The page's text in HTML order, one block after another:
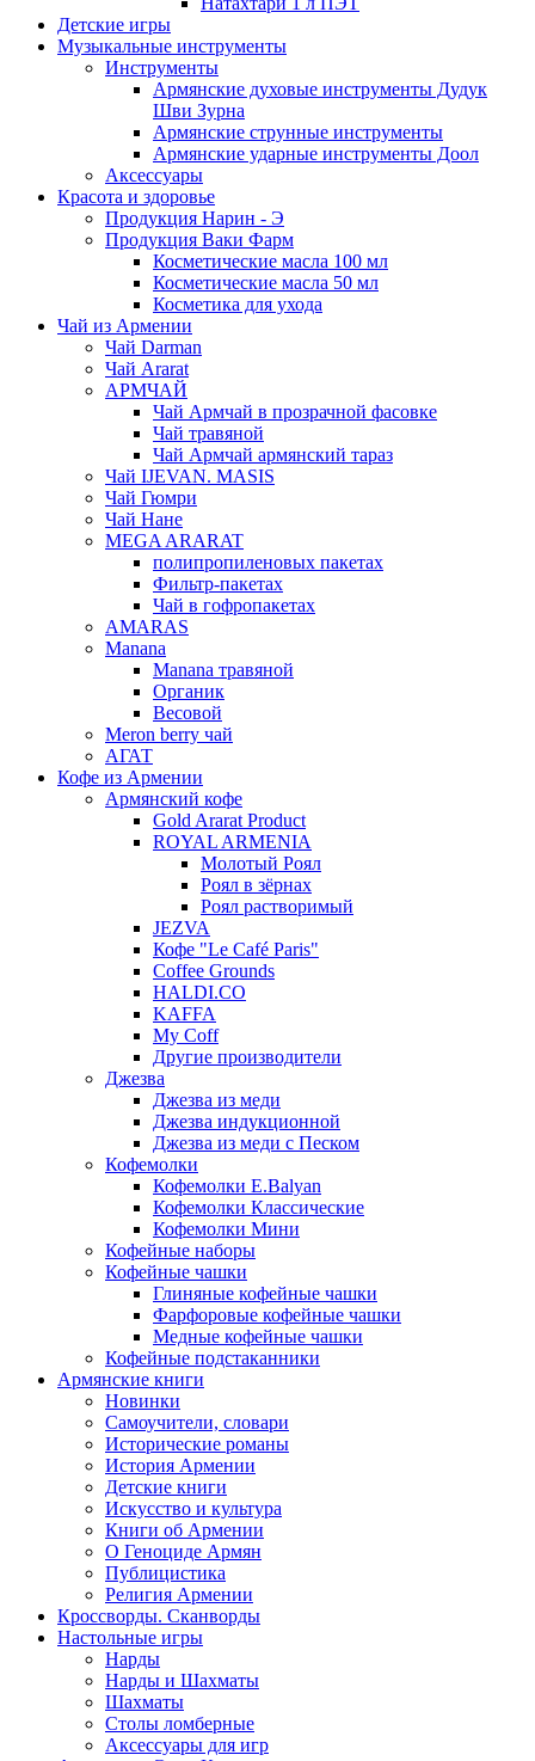
Детские игры
Музыкальные инструменты
Инструменты
Армянские духовые инструменты Дудук
Шви Зурна
Армянские струнные инструменты
Армянские ударные инструменты Доол
Аксессуары
Красота и здоровье
Продукция Нарин - Э
Продукция Ваки Фарм
Косметические масла 100 мл
Косметические масла 50 мл
Косметика для ухода
Чай из Армении
Чай Darman
Чай Ararat
АРМЧАЙ
Чай Армчай в прозрачной фасовке
Чай травяной
Чай Армчай армянский тараз
Чай IJEVAN. MASIS
Чай Гюмри
Чай Нане
MEGA ARARAT
полипропиленовых пакетах
Фильтр-пакетах
Чай в гофропакетах
AMARAS
Manana
Manana травяной
Органик
Весовой
Meron berry чай
АГАТ
Кофе из Армении
Армянский кофе
Gold Ararat Product
ROYAL ARMENIA
Молотый Роял
Роял в зёрнах
Роял растворимый
JEZVA
Кофе "Le Café Paris"
Coffee Grounds
HALDI.CO
KAFFA
My Coff
Другие производители
Джезва
Джезва из меди
Джезва индукционной
Джезва из меди с Песком
Кофемолки
Кофемолки E.Balyan
Кофемолки Классические
Кофемолки Мини
Кофейные наборы
Кофейные чашки
Глиняные кофейные чашки
Фарфоровые кофейные чашки
Медные кофейные чашки
Кофейные подстаканники
Армянские книги
Новинки
Самоучители, словари
Исторические романы
История Армении
Детские книги
Иcкусство и культура
Книги об Армении
О Геноциде Армян
Публицистика
Религия Армении
Кроссворды. Сканворды
Настольные игры
Нарды
Нарды и Шахматы
Шахматы
Столы ломберные
Аксессуары для игр